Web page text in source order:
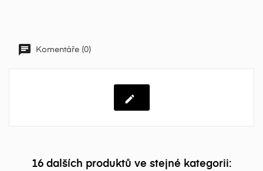
Komentáře (0)
16 dalších produktů ve stejné kategorii: